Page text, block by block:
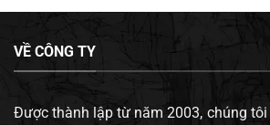
VỀ CÔNG TY
Được thành lập từ năm 2003, chúng